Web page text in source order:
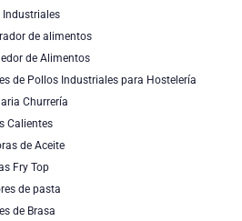
Industriales
de alimentos
de Alimentos
de Pollos Industriales para Hostelería
Churrería
Calientes
de Aceite
Fry Top
de pasta
de Brasa